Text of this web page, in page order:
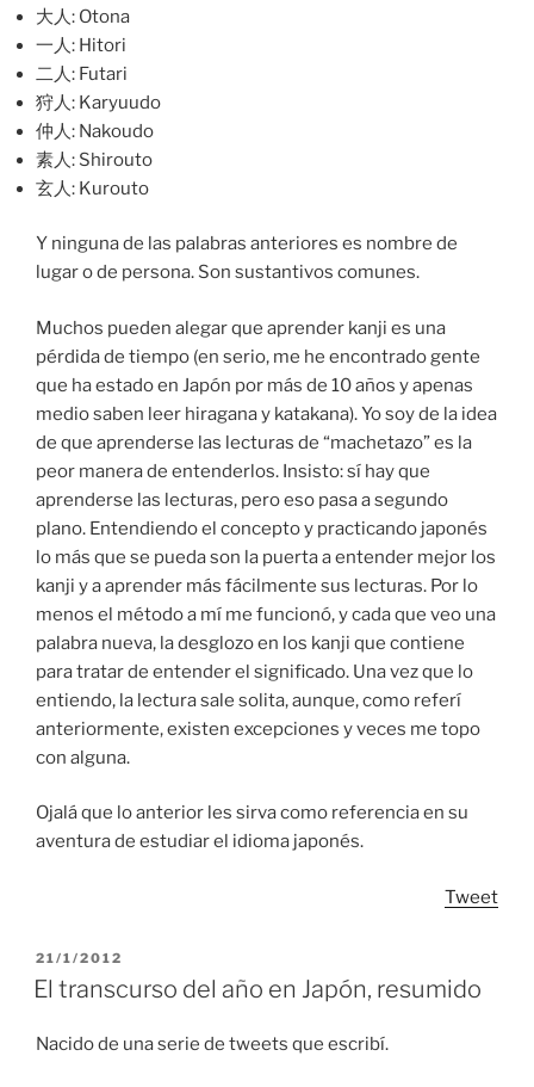
大人: Otona
一人: Hitori
二人: Futari
狩人: Karyuudo
仲人: Nakoudo
素人: Shirouto
玄人: Kurouto
Y ninguna de las palabras anteriores es nombre de
lugar o de persona. Son sustantivos comunes.
Muchos pueden alegar que aprender kanji es una
pérdida de tiempo (en serio, me he encontrado gente
que ha estado en Japón por más de 10 años y apenas
medio saben leer hiragana y katakana). Yo soy de la idea
de que aprenderse las lecturas de “machetazo” es la
peor manera de entenderlos. Insisto: sí hay que
aprenderse las lecturas, pero eso pasa a segundo
plano. Entendiendo el concepto y practicando japonés
lo más que se pueda son la puerta a entender mejor los
kanji y a aprender más fácilmente sus lecturas. Por lo
menos el método a mí me funcionó, y cada que veo una
palabra nueva, la desglozo en los kanji que contiene
para tratar de entender el significado. Una vez que lo
entiendo, la lectura sale solita, aunque, como referí
anteriormente, existen excepciones y veces me topo
con alguna.
Ojalá que lo anterior les sirva como referencia en su
aventura de estudiar el idioma japonés.
Tweet
POSTED
ON
21/1/2012
El transcurso del año en Japón, resumido
Nacido de una serie de tweets que escribí.